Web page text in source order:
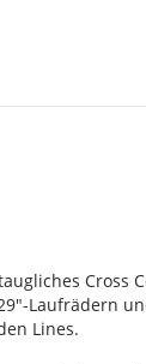
Laufrädern
Lines.